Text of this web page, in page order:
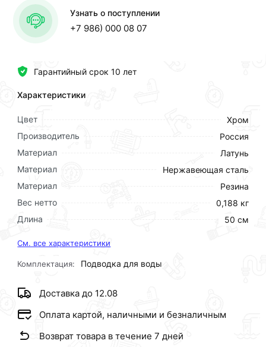
Гарантийный срок 10 лет
Характеристики
Цвет
Хром
Производитель
Россия
Материал
Латунь
Материал
Нержавеющая сталь
Материал
Резина
Вес нетто
0,188 кг
Длина
50 см
См. все характеристики
Комплектация: Подводка для воды
Доставка до 12.08
Оплата картой, наличными и безналичным
Возврат товара в течение 7 дней
Узнать о поступлении
+7 986) 000 08 07